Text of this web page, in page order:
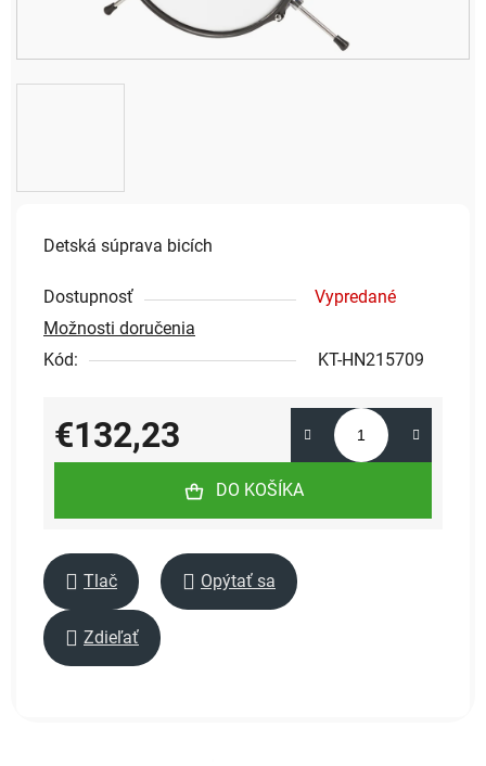
Detská súprava bicích
Dostupnosť
Vypredané
Možnosti doručenia
Kód:
KT-HN215709
€132,23
Jednotková cena:
DO KOŠÍKA
Tlač Opýtať sa
Zdieľať